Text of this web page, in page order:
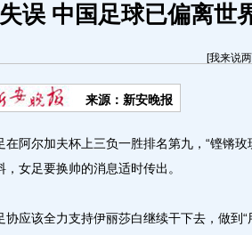
误 中国足球已偏离世
[我来说
来源：新安晚报
尔加夫杯上三负一胜排名第九，“铿锵玫
女足要换帅的消息适时传出。
该全力支持伊丽莎白继续干下去，做到“